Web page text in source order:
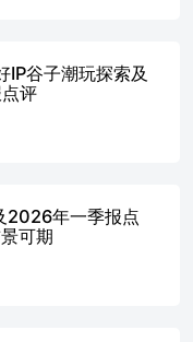
发电机组厂商的核心供应
公司大缸径气缸套产销量
心企业。该部分产品价值
是公司盈利能力提升的重
合作协议到期后，海外市
开了空间。3）全球化布
单，可规避关税壁垒，从
IP谷子潮玩探索及
评
年一季报点
可期